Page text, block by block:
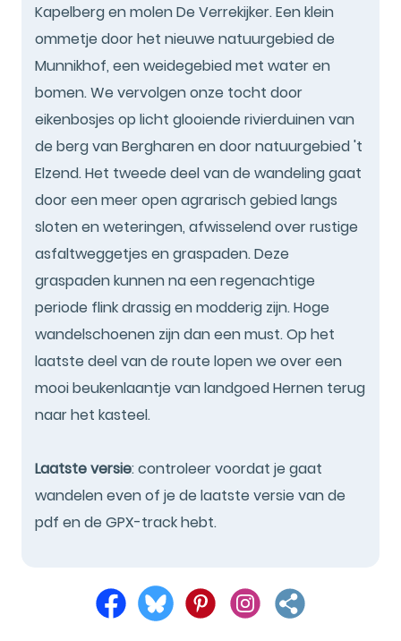
Kapelberg en molen De Verrekijker. Een klein
ommetje door het nieuwe natuurgebied de
Munnikhof, een weidegebied met water en
bomen. We vervolgen onze tocht door
eikenbosjes op licht glooiende rivierduinen van
de berg van Bergharen en door natuurgebied 't
Elzend. Het tweede deel van de wandeling gaat
door een meer open agrarisch gebied langs
sloten en weteringen, afwisselend over rustige
asfaltweggetjes en graspaden. Deze
graspaden kunnen na een regenachtige
periode flink drassig en modderig zijn. Hoge
wandelschoenen zijn dan een must. Op het
laatste deel van de route lopen we over een
mooi beukenlaantje van landgoed Hernen terug
naar het kasteel.
Laatste versie: controleer voordat je gaat
wandelen even of je de laatste versie van de
pdf en de GPX-track hebt.